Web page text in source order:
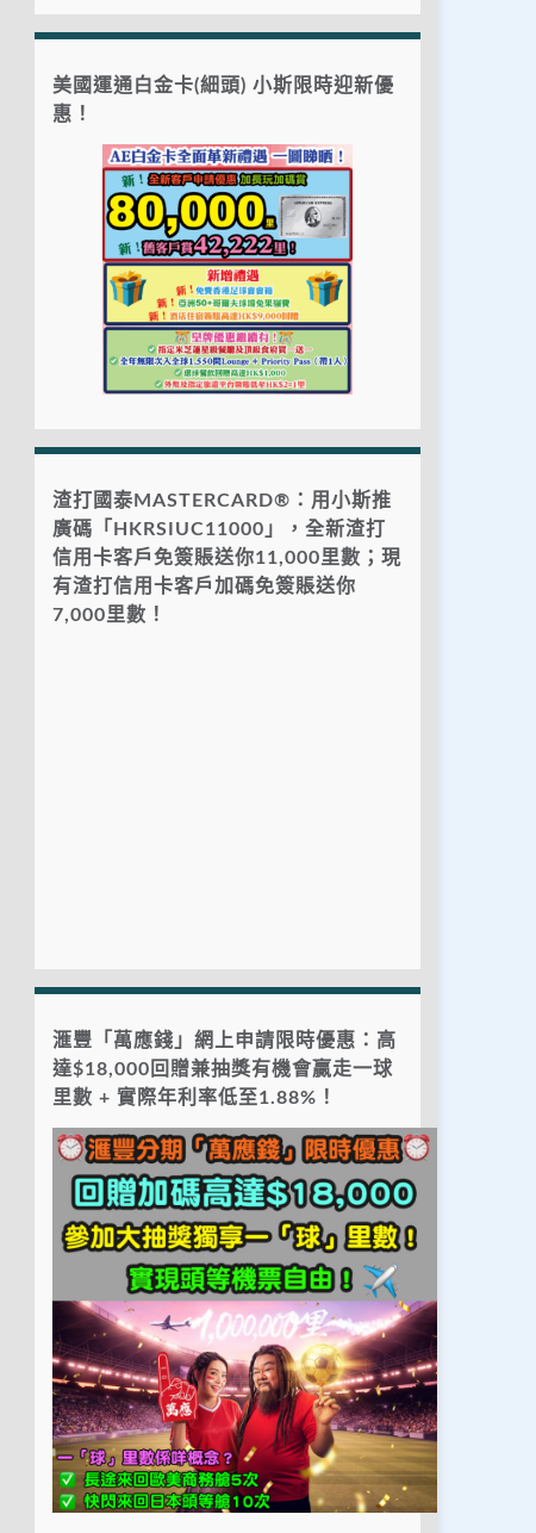
美國運通白金卡(細頭) 小斯限時迎新優
惠！
渣打國泰MASTERCARD®：用小斯推
廣碼「HKRSIUC11000」，全新渣打
信用卡客戶免簽賬送你11,000里數；現
有渣打信用卡客戶加碼免簽賬送你
7,000里數！
滙豐「萬應錢」網上申請限時優惠：高
達$18,000回贈兼抽獎有機會贏走一球
里數 + 實際年利率低至1.88%！